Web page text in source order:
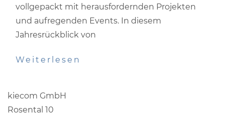
vollgepackt mit herausfordernden Projekten
und aufregenden Events. In diesem
Jahresrückblick von
Weiterlesen
kiecom GmbH
Rosental 10